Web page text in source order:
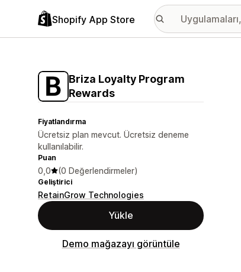
Shopify App Store
Briza Loyalty Program
Rewards
Fiyatlandırma
Ücretsiz plan mevcut. Ücretsiz deneme
kullanılabilir.
Puan
0,0 (0 Değerlendirmeler)
Geliştirici
RetainGrow Technologies
Yükle
Demo mağazayı görüntüle